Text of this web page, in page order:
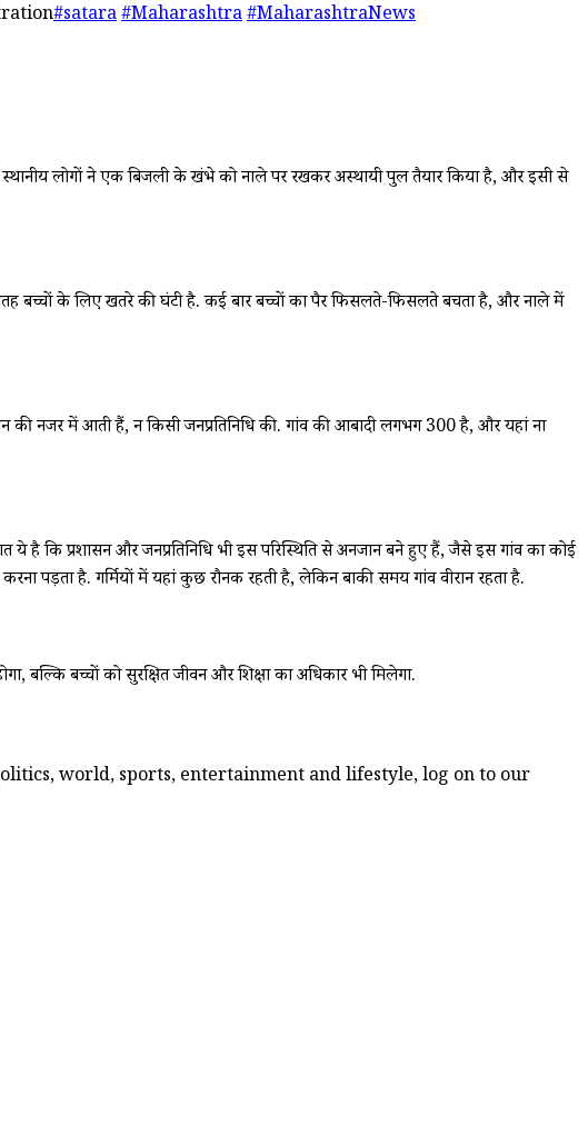
#satara#Maharashtra#MaharashtraNews
लोगों ने एक बिजली के खंभे को नाले पर रखकर अस्थायी पुल तैयार किया है, और इसी से
बच्चों के लिए खतरे की घंटी है. कई बार बच्चों का पैर फिसलते-फिसलते बचता है, और नाले में
की नजर में आती हैं, न किसी जनप्रतिनिधि की. गांव की आबादी लगभग 300 है, और यहां ना
कि प्रशासन और जनप्रतिनिधि भी इस परिस्थिति से अनजान बने हुए हैं, जैसे इस गांव का कोई
पड़ता है. गर्मियों में यहां कुछ रौनक रहती है, लेकिन बाकी समय गांव वीरान रहता है.
बल्कि बच्चों को सुरक्षित जीवन और शिक्षा का अधिकार भी मिलेगा.
world, sports, entertainment and lifestyle, log on to our